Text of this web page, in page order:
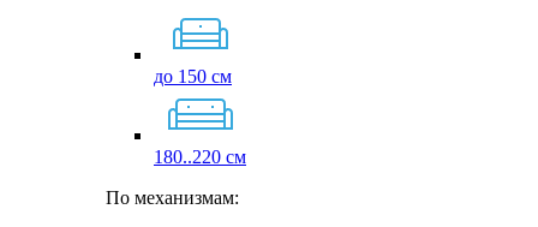
до 150 см
180..220 см
По механизмам: